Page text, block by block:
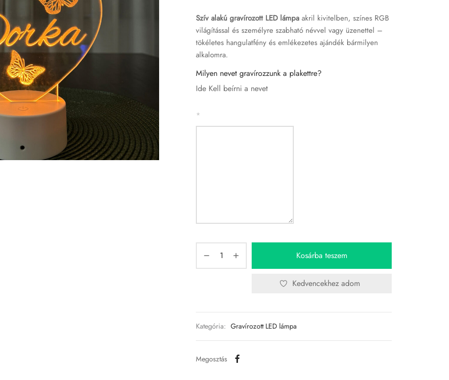
Szív alakú gravírozott LED lámpa akril kivitelben, színes RGB
világítással és személyre szabható névvel vagy üzenettel –
tökéletes hangulatfény és emlékezetes ajándék bármilyen
alkalomra.
Milyen nevet gravírozzunk a plakettre?
Ide Kell beírni a nevet
*
Kosárba teszem
Kedvencekhez adom
Kategória: Gravírozott LED lámpa
Megosztás